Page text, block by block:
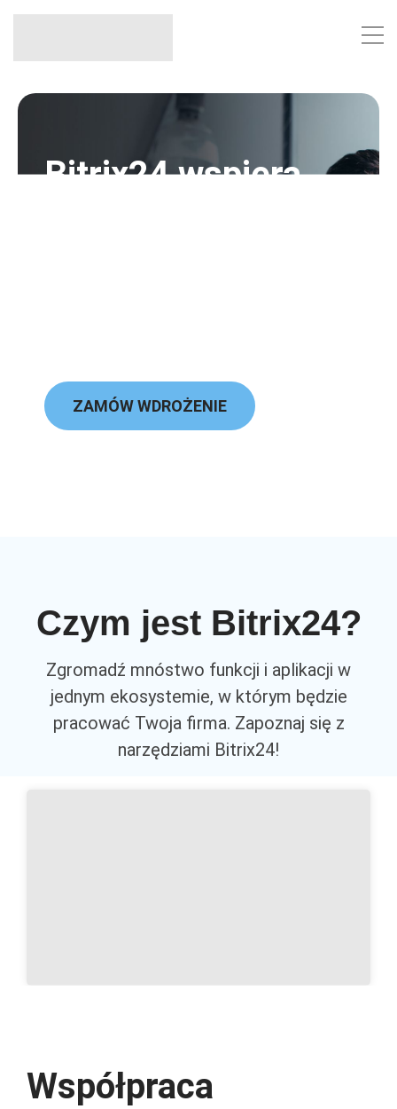
Bitrix24 wspiera
ZAMÓW WDROŻENIE
Czym jest Bitrix24?
Zgromadź mnóstwo funkcji i aplikacji w
jednym ekosystemie, w którym będzie
pracować Twoja firma. Zapoznaj się z
narzędziami Bitrix24!
Współpraca